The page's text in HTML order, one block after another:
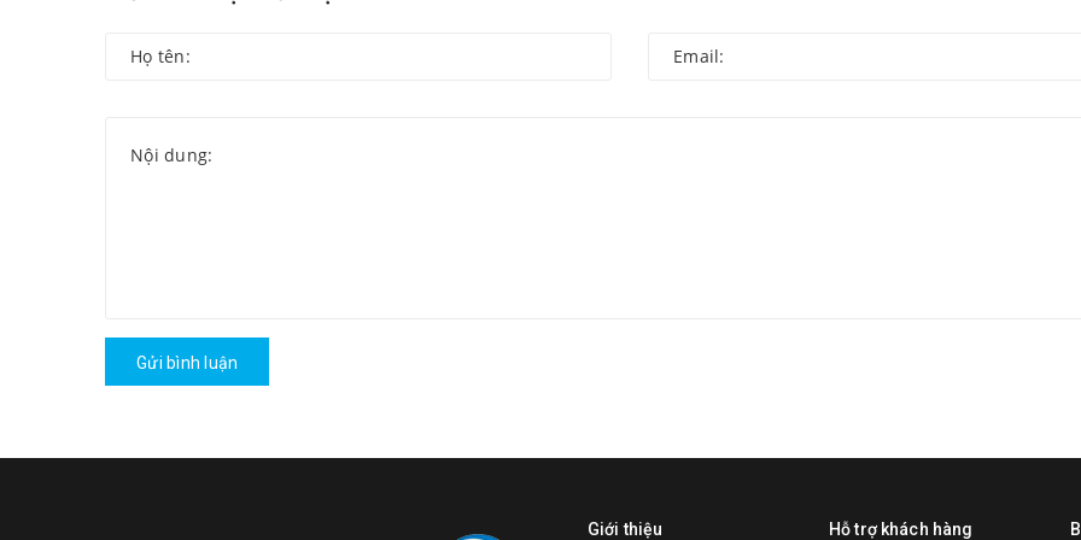
Gửi bình luận
Giới thiệu Hỗ trợ khách hàng